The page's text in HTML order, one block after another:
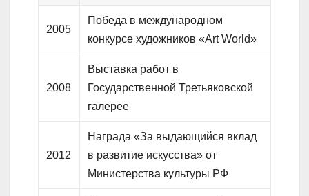
2005
Победа в международном
конкурсе художников «Art World»
2008
Выставка работ в
Государственной Третьяковской
галерее
2012
Награда «За выдающийся вклад
в развитие искусства» от
Министерства культуры РФ